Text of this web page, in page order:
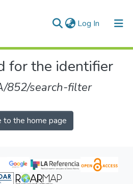
Log In (current)
for the identifier
852/search-filter
to the home page